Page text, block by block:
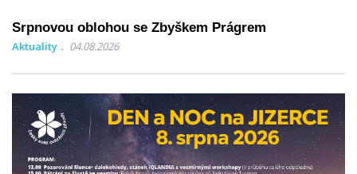
Srpnovou oblohou se Zbyškem Prágrem
Aktuality 04.08.2026